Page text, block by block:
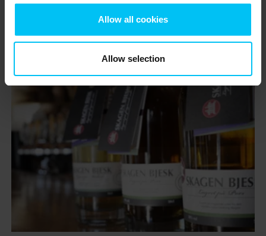
Allow all cookies
Allow selection